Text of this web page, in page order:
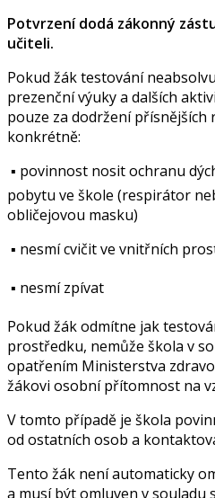
Potvrzení dodá zákonný
učiteli.
Pokud žák testování
prezenční výuky a dalších
pouze za dodržení přísnějších
konkrétně:
 ▪ povinnost nosit ochranu
pobytu ve škole (respirátor
obličejovou masku)
 ▪ nesmí cvičit ve vnitřních
 ▪ nesmí zpívat
Pokud žák odmítne jak
prostředku, nemůže škola v
opatřením Ministerstva
žákovi osobní přítomnost na
V tomto případě je škola
od ostatních osob a
Tento žák není automaticky
a musí být omluven v souladu